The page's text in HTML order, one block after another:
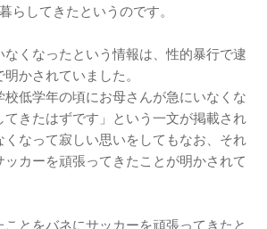
らしてきたというのです。
くなったという情報は、性的暴行で逮
かされていました。
低学年の頃にお母さんが急にいなくな
てきたはずです」という一文が掲載され
くなって寂しい思いをしてもなお、それ
ッカーを頑張ってきたことが明かされて
とをバネにサッカーを頑張ってきたと